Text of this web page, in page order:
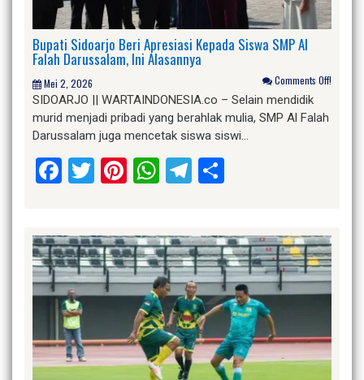
Bupati Sidoarjo Beri Apresiasi Kepada Siswa SMP Al
Falah Darussalam, Ini Alasannya
Mei 2, 2026 Comments Off!
SIDOARJO || WARTAINDONESIA.co – Selain mendidik
murid menjadi pribadi yang berahlak mulia, SMP Al Falah
Darussalam juga mencetak siswa siswi…
Facebook
Twitter
Pinterest
WhatsApp
Telegram